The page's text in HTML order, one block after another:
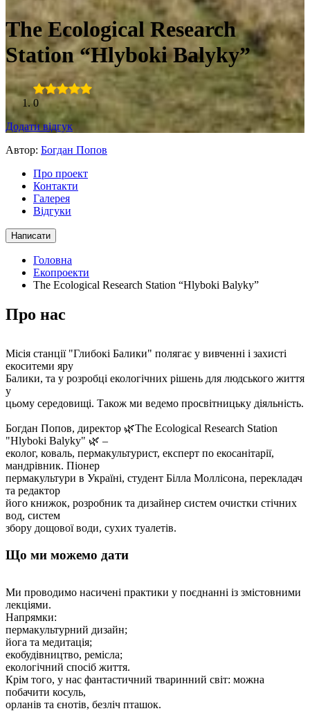
The Ecological Research
Station “Hlyboki Balyky”
0
Додати відгук
Автор: Богдан Попов
Про проект
Контакти
Галерея
Відгуки
Написати
Головна
Екопроекти
The Ecological Research Station “Hlyboki Balyky”
Про нас
Місія станції "Глибокі Балики" полягає у вивченні і захисті
екоситеми яру
Балики, та у розробці екологічних рішень для людського життя
у
цьому середовищі. Також ми ведемо просвітницьку діяльність.
Богдан Попов, директор 🌿The Ecological Research Station
"Hlyboki Balyky" 🌿 –
еколог, коваль, пермакультурист, експерт по екосанітарії,
мандрівник. Піонер
пермакультури в Україні, студент Білла Моллісона, перекладач
та редактор
його книжок, розробник та дизайнер систем очистки стічних
вод, систем
збору дощової води, сухих туалетів.
Що ми можемо дати
Ми проводимо насичені практики у поєднанні із змістовними
лекціями.
Напрямки:
пермакультурний дизайн;
йога та медитація;
екобудівництво, ремісла;
екологічний спосіб життя.
Крім того, у нас фантастичний тваринний світ: можна
побачити косуль,
орланів та єнотів, безліч пташок.